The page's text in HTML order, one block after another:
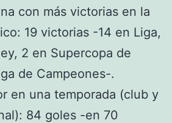
con más victorias en la
19 victorias -14 en Liga,
2 en Supercopa de
de Campeones-.
en una temporada (club y
84 goles -en 70